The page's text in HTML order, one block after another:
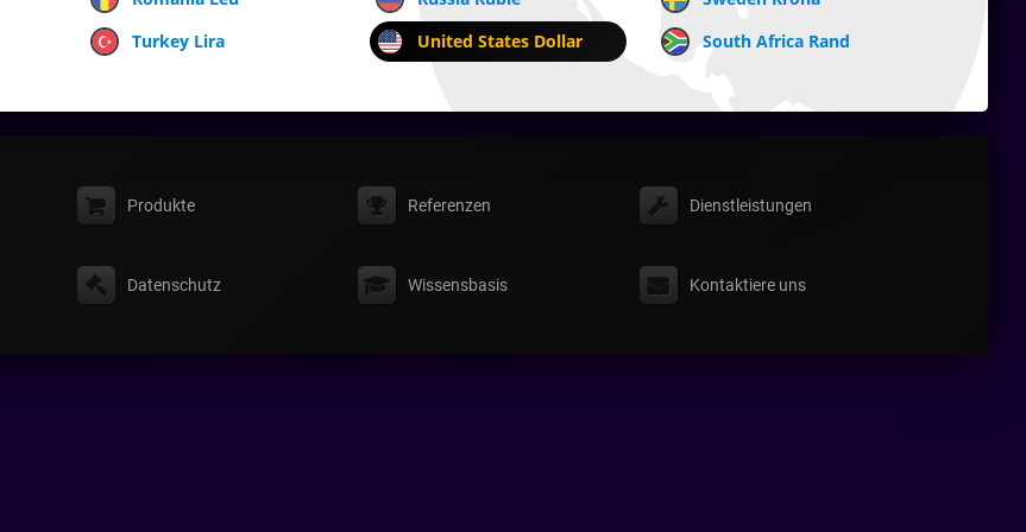
Turkey Lira United States Dollar South Africa Rand
Produkte Referenzen Dienstleistungen
Datenschutz Wissensbasis Kontaktiere uns